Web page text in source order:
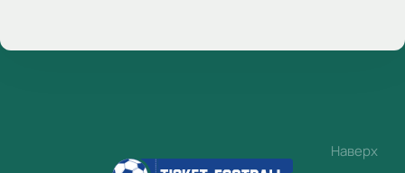
Наверх